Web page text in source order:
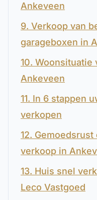
Ankeveen
9. Verkoop van
garageboxen in
10. Woonsituatie
Ankeveen
11. In 6 stappen
verkopen
12.
verkoop in
13. Huis snel
Leco Vastgoed